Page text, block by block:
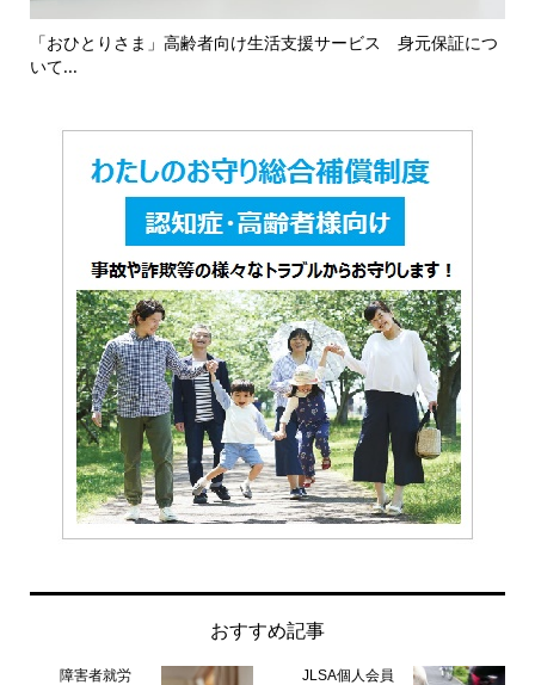
「おひとりさま」高齢者向け生活支援サービス 身元保証につ
いて...
おすすめ記事
障害者就労 JLSA個人会員